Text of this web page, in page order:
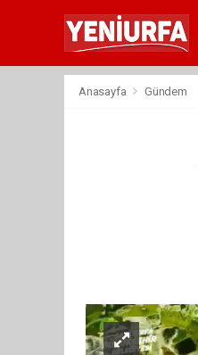
Anasayfa Gündem